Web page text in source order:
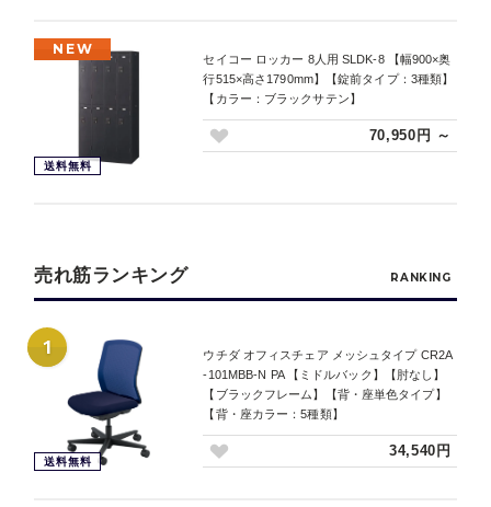
NEW
送料無料
セイコー ロッカー 8人用 SLDK-8 【幅900×奥
行515×高さ1790mm】【錠前タイプ：3種類】
【カラー：ブラックサテン】
70,950円 ～
売れ筋ランキング RANKING
1
送料無料
ウチダ オフィスチェア メッシュタイプ CR2A
-101MBB-N PA 【ミドルバック】【肘なし】
【ブラックフレーム】【背・座単色タイプ】
【背・座カラー：5種類】
34,540円